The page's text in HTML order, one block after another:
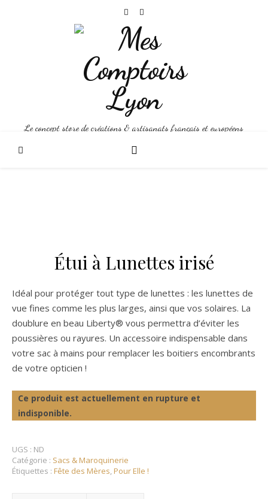
Le concept store de créations & artisanats français et européens
Étui à Lunettes irisé
Idéal pour protéger tout type de lunettes : les lunettes de
vue fines comme les plus larges, ainsi que vos solaires. La
doublure en beau Liberty® vous permettra d’éviter les
poussières ou rayures. Un accessoire indispensable dans
votre sac à mains pour remplacer les boitiers encombrants
de votre opticien !
Ce produit est actuellement en rupture et
indisponible.
UGS : ND
Catégorie : Sacs & Maroquinerie
Étiquettes : Fête des Mères,Pour Elle !